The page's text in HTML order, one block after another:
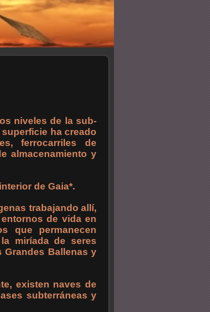
niveles de la sub-
ha creado
ferrocarriles de
almacenamiento y
de Gaia*.
trabajando allí,
de vida en
que permanecen
miríada de seres
Grandes Ballenas y
existen naves de
subterráneas y